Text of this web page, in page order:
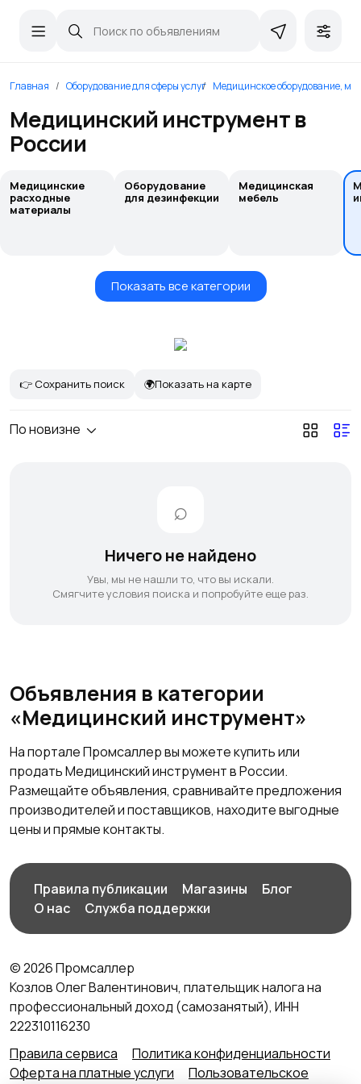
Главная Оборудование для сферы услуг Медицинское оборудование,
Медицинский инструмент в
России
Медицинские
расходные
материалы
Оборудование
для дезинфекции
Медицинская
мебель
Показать все категории
👉 Сохранить поиск 🌍Показать на карте
По новизне
Ничего не найдено
Увы, мы не нашли то, что вы искали.
Смягчите условия поиска и попробуйте еще раз.
Объявления в категории
«Медицинский инструмент»
На портале Промсаллер вы можете купить или
продать Медицинский инструмент в России.
Размещайте объявления, сравнивайте предложения
производителей и поставщиков, находите выгодные
цены и прямые контакты.
Правила публикации Магазины
Блог
О нас
Служба поддержки
© 2026 Промсаллер
Козлов Олег Валентинович, плательщик налога на
профессиональный доход (самозанятый), ИНН
222310116230
Правила сервиса
Политика конфиденциальности
Оферта на платные услуги
Пользовательское